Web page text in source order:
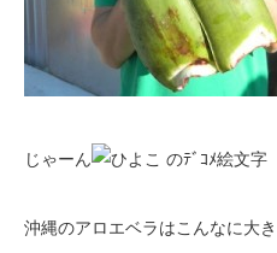
じゃーん
沖縄のアロエベラはこんなに大